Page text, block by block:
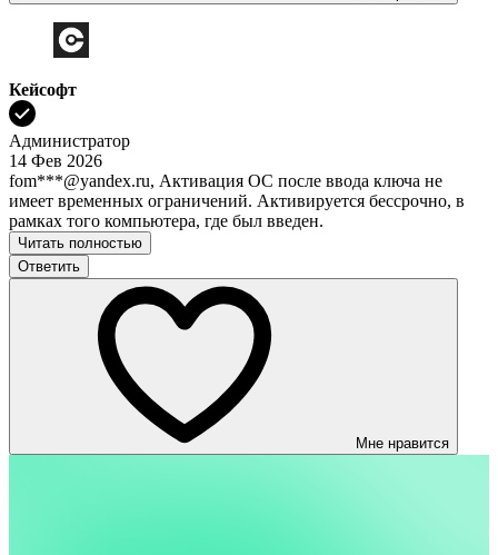
Кейсофт
Администратор
14 Фев 2026
fom***@yandex.ru, Активация ОС после ввода ключа не
имеет временных ограничений. Активируется бессрочно, в
рамках того компьютера, где был введен.
Читать полностью
Ответить
Мне нравится